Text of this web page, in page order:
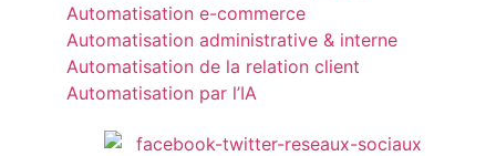
Automatisation e-commerce
Automatisation administrative & interne
Automatisation de la relation client
Automatisation par l’IA